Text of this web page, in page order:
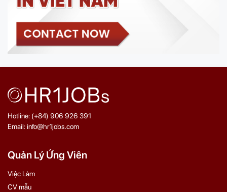
Hotline: (+84) 906 926 391
Email: info@hr1jobs.com
Quản Lý Ứng Viên
Việc Làm
CV mẫu